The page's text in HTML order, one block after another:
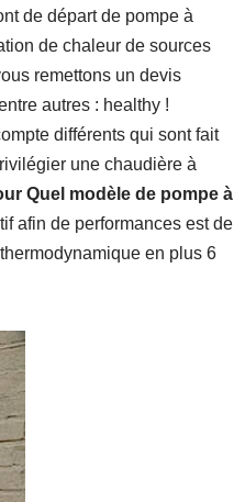
de départ de pompe à
de chaleur de sources
remettons un devis
autres : healthy !
différents qui sont fait
une chaudière à
Quel modèle de pompe à
afin de performances est de
en plus 6